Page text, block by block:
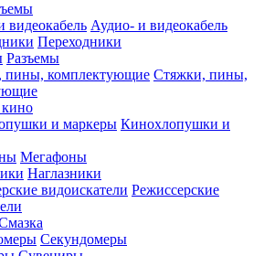
Аудио- и видеокабель
Переходники
Разъемы
Стяжки, пины,
кино
Кинохлопушки и
Мегафоны
Наглазники
Режиссерские
Секундомеры